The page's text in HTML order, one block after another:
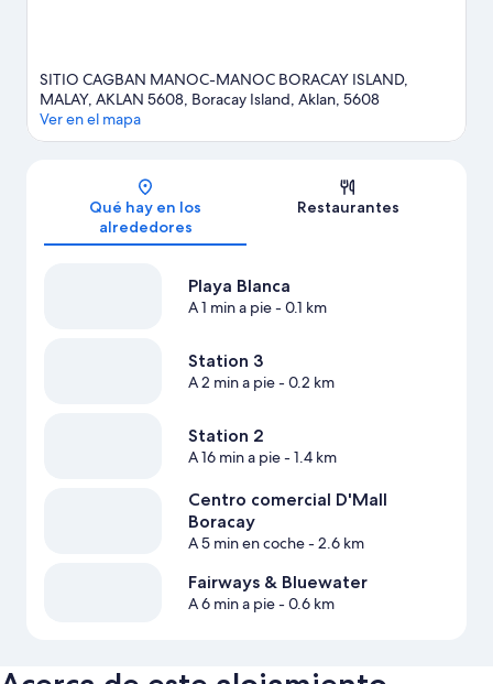
SITIO CAGBAN MANOC-MANOC BORACAY ISLAND,
MALAY, AKLAN 5608, Boracay Island, Aklan, 5608
Ver en el mapa
Qué hay en los
alrededores
Restaurantes
Playa Blanca
A 1 min a pie- 0.1 km
Station 3
A 2 min a pie- 0.2 km
Station 2
A 16 min a pie- 1.4 km
Centro comercial D'Mall
Boracay
A 5 min en coche- 2.6 km
Fairways & Bluewater
A 6 min a pie- 0.6 km